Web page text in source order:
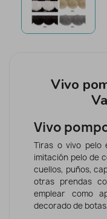
Vivo
Vivo
Tiras o vivo pelo
imitación pelo de
cuellos, puños,
otras prendas
emplear como
decorado de